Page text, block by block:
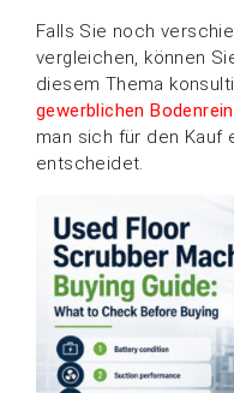
Falls Sie noch
vergleichen, können
diesem Thema
gewerblichen
man sich für den Kauf
entscheidet.